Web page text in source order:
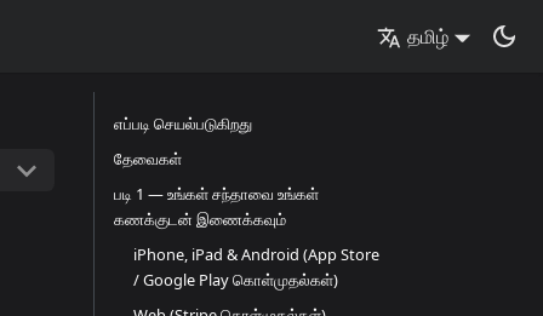
தமிழ்
எப்படி செயல்படுகிறது
தேவைகள்
படி 1 — உங்கள் சந்தாவை உங்கள்
கணக்குடன் இணைக்கவும்
iPhone, iPad & Android (App Store
/ Google Play கொள்முதல்கள்)